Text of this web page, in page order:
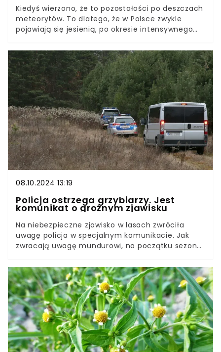
Kiedyś wierzono, że to pozostałości po deszczach
meteorytów. To dlatego, że w Polsce zwykle
pojawiają się jesienią, po okresie intensywnego
znalezisko o dziwnym wyglądzie nadal zaskakuje
wielu grzybiarzy.
08.10.2024 13:19
Policja ostrzega grzybiarzy. Jest
komunikat o groźnym zjawisku
Na niebezpieczne zjawisko w lasach zwróciła
uwagę policja w specjalnym komunikacie. Jak
zwracają uwagę mundurowi, na początku sezonu
powodu utraty orientacji w terenie podczas
grzybobrania. Ostatnio do takiego przypadku
doszło w lesie pod miejscowością Ozimek w w
województwie opolskim.